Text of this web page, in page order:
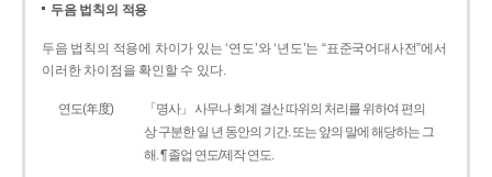
두음 법칙의 적용
두음 법칙의 적용에 차이가 있는 ‘연도’와 ‘년도’는 “표준국어대사전”에서
이러한 차이점을 확인할 수 있다.
연도(年度)
「명사」 사무나 회계 결산 따위의 처리를 위하여 편의
상 구분한 일 년 동안의 기간. 또는 앞의 말에 해당하는 그
해. ¶ 졸업 연도/제작 연도.